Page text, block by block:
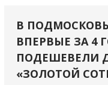
В
ВПЕРВЫЕ ЗА 4
ПОДЕШЕВЕЛИ
«ЗОЛОТОЙ